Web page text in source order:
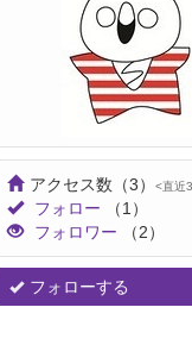
アクセス数 （3） <直近
フォロー
（1）
フォロワー
（2）
フォローする